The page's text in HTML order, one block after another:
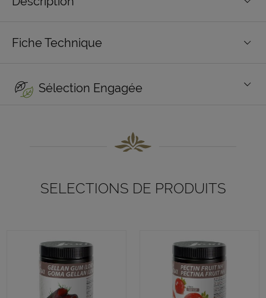
Fiche Technique
Sélection Engagée
SELECTIONS DE PRODUITS